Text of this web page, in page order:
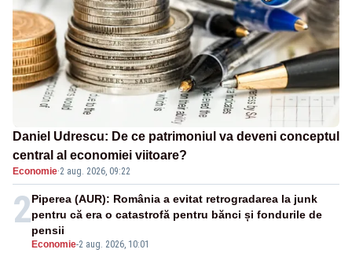
Daniel Udrescu: De ce patrimoniul va deveni conceptul
central al economiei viitoare?
Economie·2 aug. 2026, 09:22
2
Economie-2 aug. 2026, 10:01
Piperea (AUR): România a evitat retrogradarea la junk
pentru că era o catastrofă pentru bănci și fondurile de
pensii